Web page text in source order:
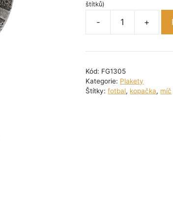
štítků)
-
nakopnutý
10
cm
+
Kód: FG1305
Kategorie: Plakety
Štítky:fotbal, kopačka, míč